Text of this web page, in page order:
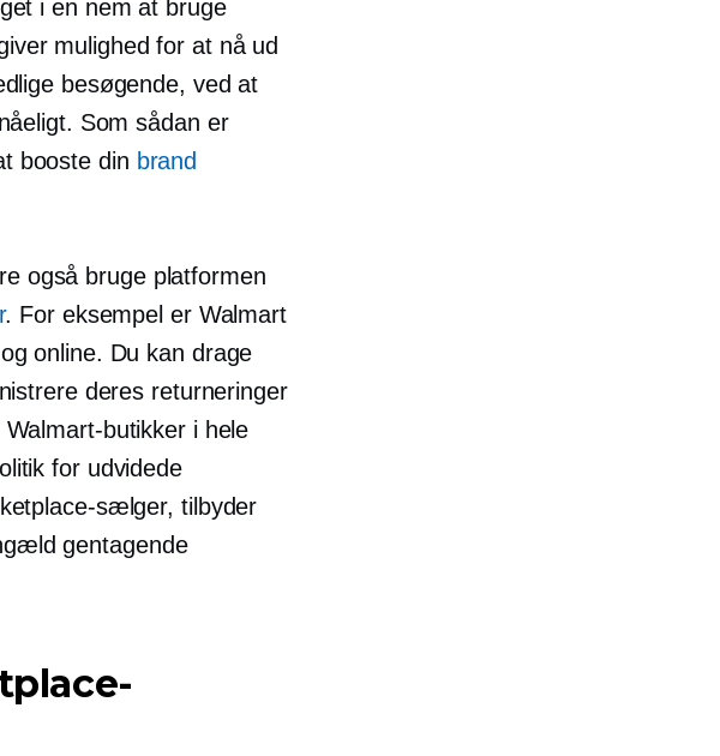
i en nem at bruge
mulighed for at nå ud
besøgende, ved at
Som sådan er
booste din brand
også bruge platformen
. For eksempel er Walmart
online. Du kan drage
deres returneringer
butikker i hele
for udvidede
sælger, tilbyder
gentagende